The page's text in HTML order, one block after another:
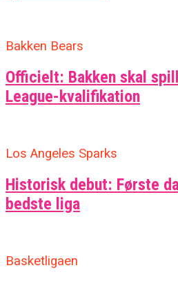
Bakken Bears
Officielt: Bakken skal
League-kvalifikation
Los Angeles Sparks
Historisk debut: Første
bedste liga
Basketligaen